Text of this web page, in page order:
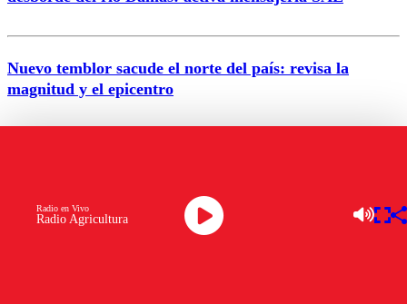
Nuevo temblor sacude el norte del país: revisa la
magnitud y el epicentro
Radio Agricultura
Radio en Vivo